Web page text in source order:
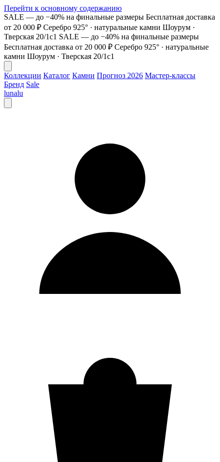
Перейти к основному содержанию
SALE — до −40% на финальные размеры Бесплатная доставка
от 20 000 ₽ Серебро 925° · натуральные камни Шоурум ·
Тверская 20/1с1 SALE — до −40% на финальные размеры
Бесплатная доставка от 20 000 ₽ Серебро 925° · натуральные
камни Шоурум · Тверская 20/1с1
Коллекции Каталог Камни Прогноз 2026 Мастер-классы
Бренд Sale
lunalu